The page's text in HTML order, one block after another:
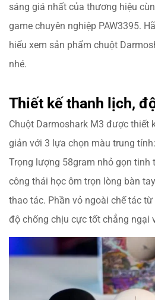
sáng giá nhất của thương hiệu
game chuyên nghiệp PAW3395.
hiểu xem sản phẩm chuột
nhé.
Thiết kế thanh lịch,
Chuột Darmoshark M3 được thiết
giản với 3 lựa chọn màu trung
Trọng lượng 58gram nhỏ gọn tinh
công thái học ôm trọn lòng bàn
thao tác. Phần vỏ ngoài chế tác
độ chống chịu cực tốt chẳng ngại